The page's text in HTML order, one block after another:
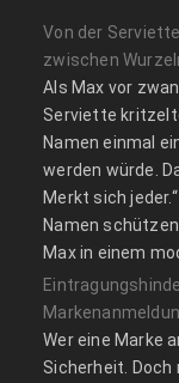
Von der
zwischen
Als Max vor
Serviette
Namen einmal
werden würde.
Merkt sich
Namen
Max in einem
Wer eine Marke
Sicherheit. Doch